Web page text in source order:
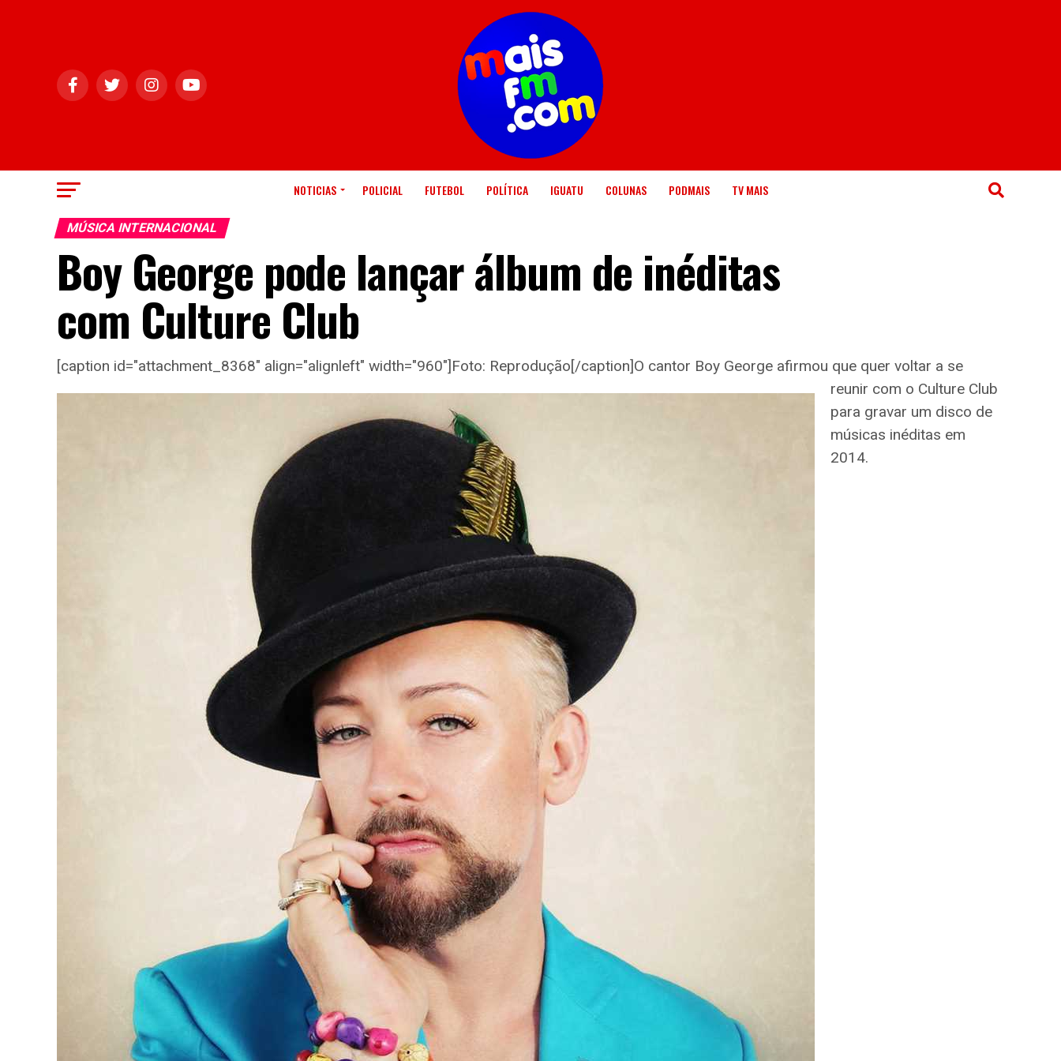
NOTICIAS POLICIAL FUTEBOL POLÍTICA IGUATU COLUNAS PODMAIS TV MAIS
MÚSICA INTERNACIONAL
Boy George pode lançar álbum de inéditas
com Culture Club
[caption id="attachment_8368" align="alignleft" width="960"] Foto: Reprodução[/caption]O cantor Boy George afirmou que quer voltar a se
reunir com o Culture Club
para gravar um disco de
músicas inéditas em
2014.